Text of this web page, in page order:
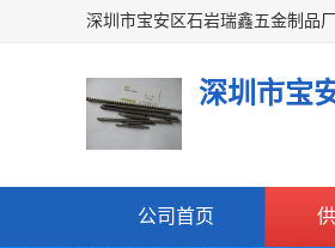
深圳市宝
公司首页